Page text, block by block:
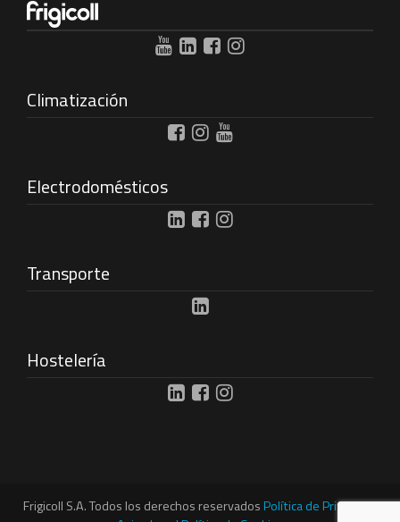
Climatización
Electrodomésticos
Transporte
Hostelería
Frigicoll S.A. Todos los derechos reservadosPolítica de Privacidad